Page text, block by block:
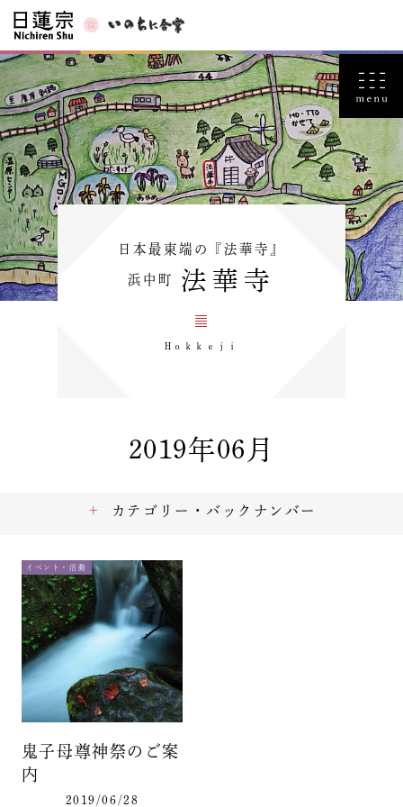
日本最東端の『法華寺』
浜中町 法華寺
Hｏｋｋｅｊｉ
2019年06月
イベント・活動
鬼子母尊神祭のご案
内
2019/06/28
カテゴリー・バックナンバー